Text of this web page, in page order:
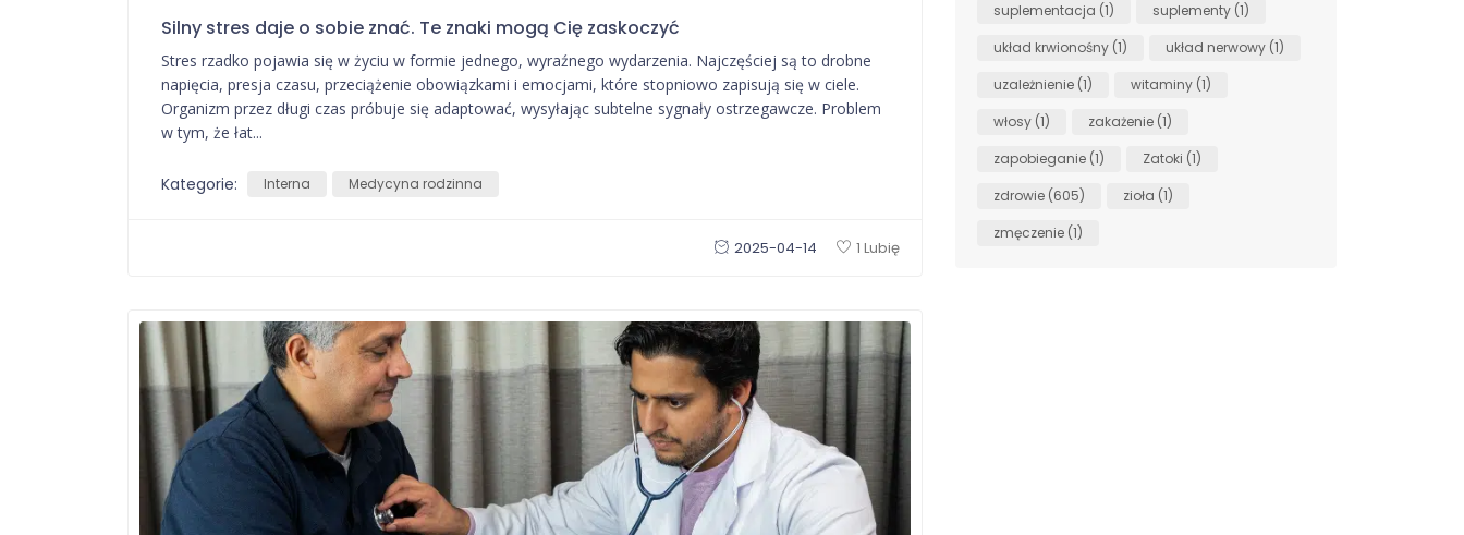
Silny stres daje o sobie znać. Te znaki mogą Cię zaskoczyć
Stres rzadko pojawia się w życiu w formie jednego, wyraźnego wydarzenia. Najczęściej są to drobne
napięcia, presja czasu, przeciążenie obowiązkami i emocjami, które stopniowo zapisują się w ciele.
Organizm przez długi czas próbuje się adaptować, wysyłając subtelne sygnały ostrzegawcze. Problem
w tym, że łat...
Kategorie: Interna Medycyna rodzinna
2025-04-14 1 Lubię
suplementacja (1) suplementy (1)
układ krwionośny (1) układ nerwowy (1)
uzależnienie (1) witaminy (1)
włosy (1) zakażenie (1)
zapobieganie (1) Zatoki (1)
zdrowie (605) zioła (1)
zmęczenie (1)